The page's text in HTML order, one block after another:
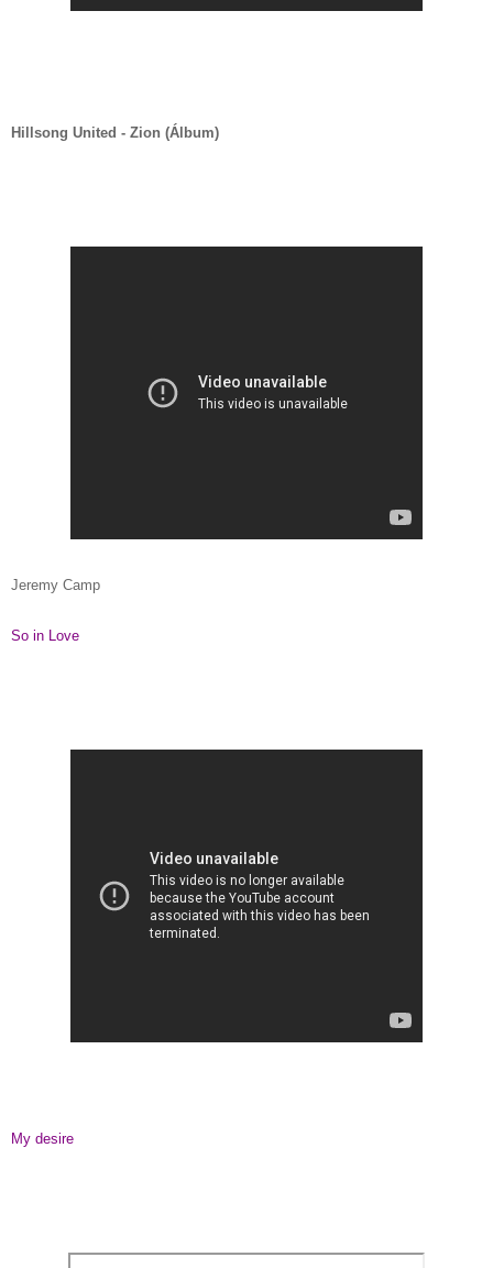
Hillsong United - Zion (Álbum)
Jeremy Camp
So in Love
My desire